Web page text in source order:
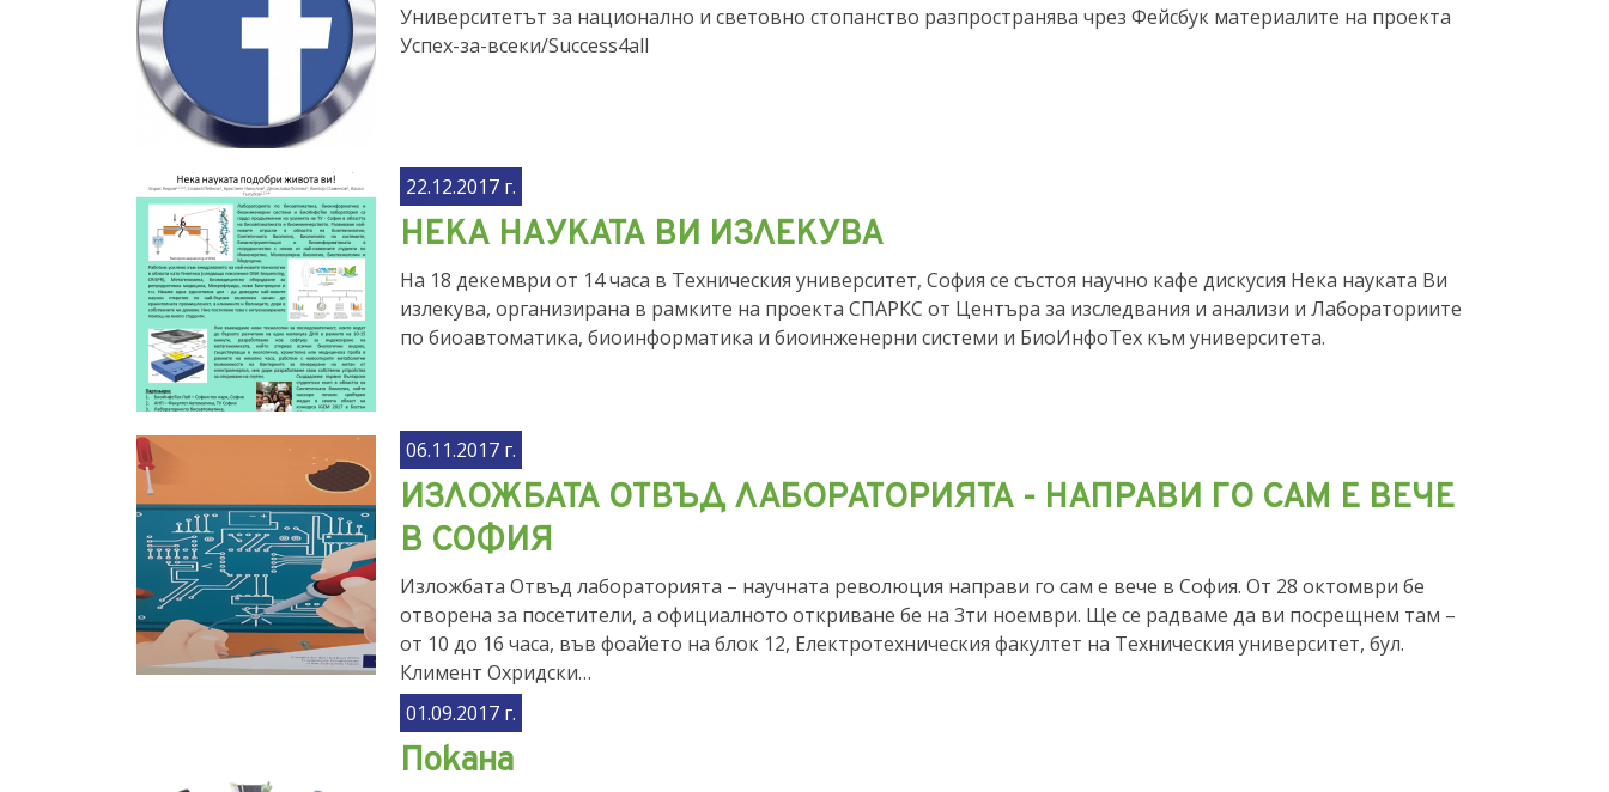
Университетът за национално и световно стопанство разпространява чрез Фейсбук материалите на проекта
Успех-за-всеки/Success4all
22.12.2017 г.
НЕКА НАУКАТА ВИ ИЗЛЕКУВА
На 18 декември от 14 часа в Техническия университет, София се състоя научно кафе дискусия Нека науката Ви
излекува, организирана в рамките на проекта СПАРКС от Центъра за изследвания и анализи и Лабораториите
по биоавтоматика, биоинформатика и биоинженерни системи и БиоИнфоТех към университета.
06.11.2017 г.
ИЗЛОЖБАТА ОТВЪД ЛАБОРАТОРИЯТА - НАПРАВИ ГО САМ Е ВЕЧЕ
В СОФИЯ
Изложбата Отвъд лабораторията – научната революция направи го сам е вече в София. От 28 октомври бе
отворена за посетители, а официалното откриване бе на 3ти ноември. Ще се радваме да ви посрещнем там –
от 10 до 16 часа, във фоайето на блок 12, Електротехническия факултет на Техническия университет, бул.
Климент Охридски…
01.09.2017 г.
Покана